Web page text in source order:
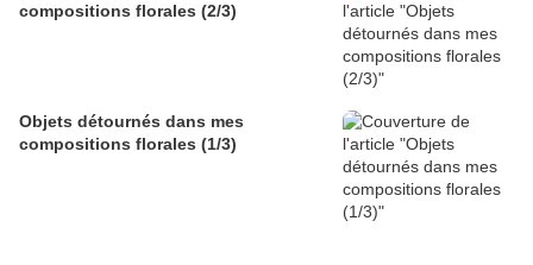
compositions florales (2/3)
Objets détournés dans mes
compositions florales (1/3)